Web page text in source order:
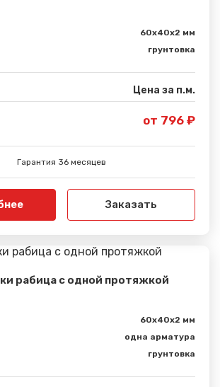
60х40х2 мм
грунтовка
Цена за п.м.
от 796 ₽
Гарантия 36 месяцев
Заказать
рабица с одной протяжкой
60х40х2 мм
одна арматура
грунтовка
наш специалист свяжется с
Вами.